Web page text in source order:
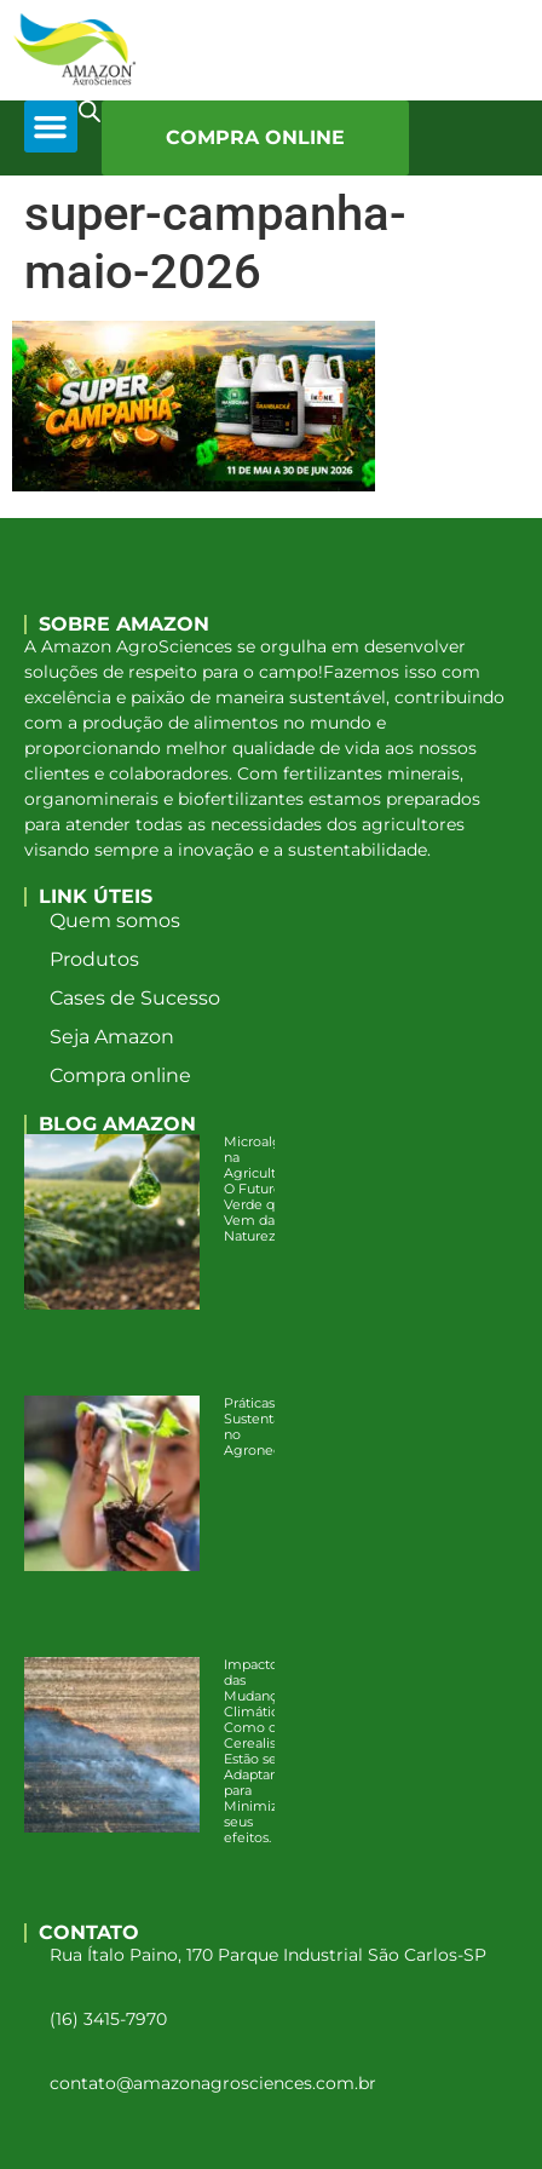
COMPRA ONLINE
super-campanha-
maio-2026
SOBRE AMAZON
A Amazon AgroSciences se orgulha em desenvolver
soluções de respeito para o campo!Fazemos isso com
excelência e paixão de maneira sustentável, contribuindo
com a produção de alimentos no mundo e
proporcionando melhor qualidade de vida aos nossos
clientes e colaboradores. Com fertilizantes minerais,
organominerais e biofertilizantes estamos preparados
para atender todas as necessidades dos agricultores
visando sempre a inovação e a sustentabilidade.
LINK ÚTEIS
Quem somos
Produtos
Cases de Sucesso
Seja Amazon
Compra online
BLOG AMAZON
Microalgas
na
Agricultura:
O Futuro
Verde que
Vem da
Natureza
Práticas
Sustentáveis
no
Agronegócio
Impacto
das
Mudanças
Climáticas:
Como os
Cerealistas
Estão se
Adaptando
para
Minimizar
seus
efeitos.
CONTATO
Rua Ítalo Paino, 170 Parque Industrial São Carlos-SP
(16) 3415-7970
contato@amazonagrosciences.com.br